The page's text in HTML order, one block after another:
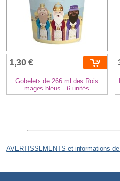
1,30 €
Gobelets de 266 ml des Rois
mages bleus - 6 unités
AVERTISSEMENTS et informations